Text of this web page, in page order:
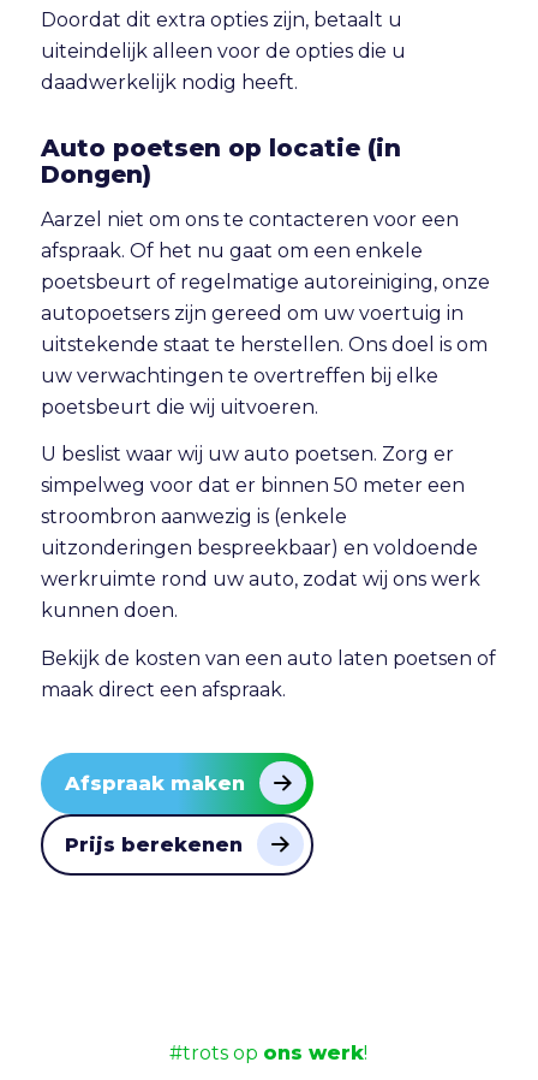
Doordat dit extra opties zijn, betaalt u
uiteindelijk alleen voor de opties die u
daadwerkelijk nodig heeft.
Auto poetsen op locatie (in
Dongen)
Aarzel niet om ons te contacteren voor een
afspraak. Of het nu gaat om een enkele
poetsbeurt of regelmatige autoreiniging, onze
autopoetsers zijn gereed om uw voertuig in
uitstekende staat te herstellen. Ons doel is om
uw verwachtingen te overtreffen bij elke
poetsbeurt die wij uitvoeren.
U beslist waar wij uw auto poetsen. Zorg er
simpelweg voor dat er binnen 50 meter een
stroombron aanwezig is (enkele
uitzonderingen bespreekbaar) en voldoende
werkruimte rond uw auto, zodat wij ons werk
kunnen doen.
Bekijk de kosten van een auto laten poetsen of
maak direct een afspraak.
Afspraak maken
Prijs berekenen
#trots op ons werk!